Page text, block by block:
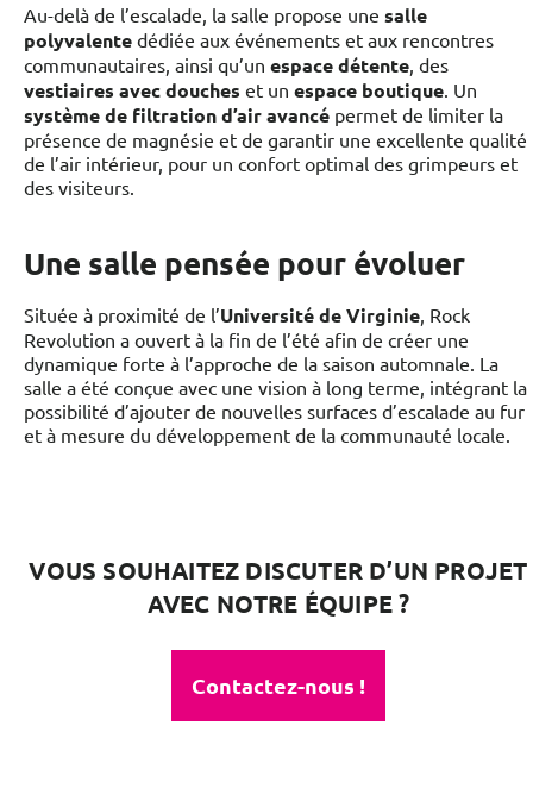
Au-delà de l’escalade, la salle propose une salle
polyvalente dédiée aux événements et aux rencontres
communautaires, ainsi qu’un espace détente , des
vestiaires avec douches et un espace boutique . Un
système de filtration d’air avancé permet de limiter la
présence de magnésie et de garantir une excellente qualité
de l’air intérieur, pour un confort optimal des grimpeurs et
des visiteurs.
Une salle pensée pour évoluer
Située à proximité de l’Université de Virginie , Rock
Revolution a ouvert à la fin de l’été afin de créer une
dynamique forte à l’approche de la saison automnale. La
salle a été conçue avec une vision à long terme, intégrant la
possibilité d’ajouter de nouvelles surfaces d’escalade au fur
et à mesure du développement de la communauté locale.
VOUS SOUHAITEZ DISCUTER D’UN PROJET
AVEC NOTRE ÉQUIPE ?
Contactez-nous !